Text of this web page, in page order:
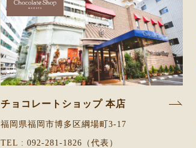
チョコレートショップ 本店
福岡県福岡市博多区綱場町3-17
TEL : 092-281-1826（代表）